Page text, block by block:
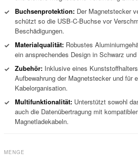
✓
Buchsenprotektion: Der Magnetstecker
schützt so die USB-C-Buchse vor
Beschädigungen.
✓ Materialqualität: Robustes
ein ansprechendes Design in Schwarz und
✓ Zubehör: Inklusive eines
Aufbewahrung der Magnetstecker und für
Kabelorganisation.
✓ Multifunktionalität: Unterstützt sowohl
auch die Datenübertragung mit
Magnetladekabeln.
MENGE